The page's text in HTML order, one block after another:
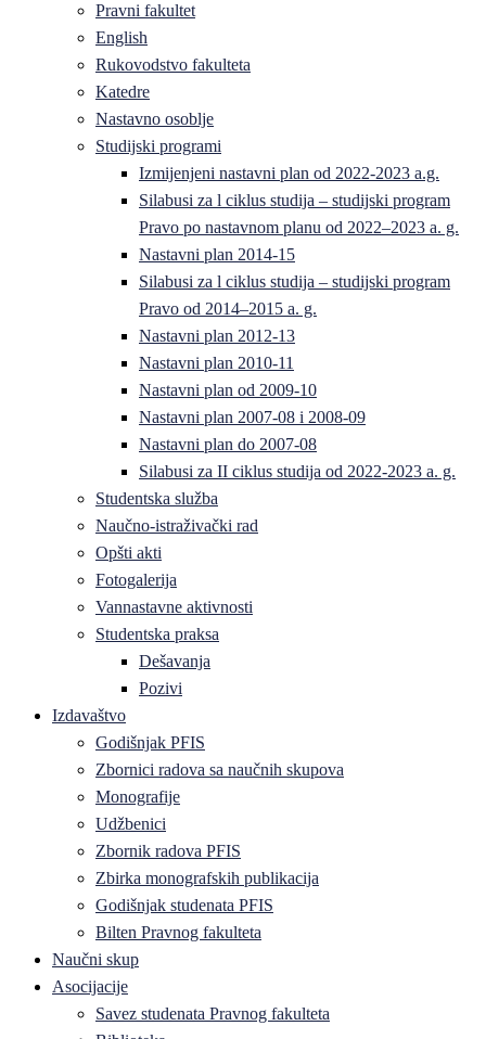
Pravni fakultet
English
Rukovodstvo fakulteta
Katedre
Nastavno osoblje
Studijski programi
Izmijenjeni nastavni plan od 2022-2023 a.g.
Silabusi za l ciklus studija – studijski program
Pravo po nastavnom planu od 2022–2023 a. g.
Nastavni plan 2014-15
Silabusi za l ciklus studija – studijski program
Pravo od 2014–2015 a. g.
Nastavni plan 2012-13
Nastavni plan 2010-11
Nastavni plan od 2009-10
Nastavni plan 2007-08 i 2008-09
Nastavni plan do 2007-08
Silabusi za II ciklus studija od 2022-2023 a. g.
Studentska služba
Naučno-istraživački rad
Opšti akti
Fotogalerija
Vannastavne aktivnosti
Studentska praksa
Dešavanja
Pozivi
Izdavaštvo
Godišnjak PFIS
Zbornici radova sa naučnih skupova
Monografije
Udžbenici
Zbornik radova PFIS
Zbirka monografskih publikacija
Godišnjak studenata PFIS
Bilten Pravnog fakulteta
Naučni skup
Asocijacije
Savez studenata Pravnog fakulteta